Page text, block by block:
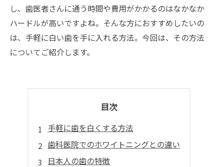
し、歯医者さんに通う時間や費用がかかるのはなかなか
ハードルが高いですよね。そんな方におすすめしたいの
は、手軽に白い歯を手に入れる方法。今回は、その方法
についてご紹介します。
目次
手軽に歯を白くする方法
歯科医院でのホワイトニングとの違い
日本人の歯の特徴